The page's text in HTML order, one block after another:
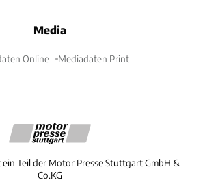
Media
Online Mediadaten Print
Teil der Motor Presse Stuttgart GmbH &
Co.KG